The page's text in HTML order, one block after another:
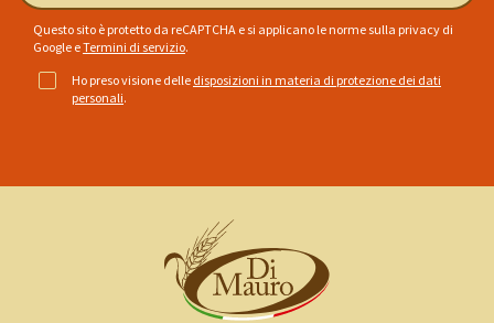
Questo sito è protetto da reCAPTCHA e si applicano le norme sulla privacy di
Google eTermini di servizio.
Ho preso visione delle disposizioni in materia di protezione dei dati
personali.